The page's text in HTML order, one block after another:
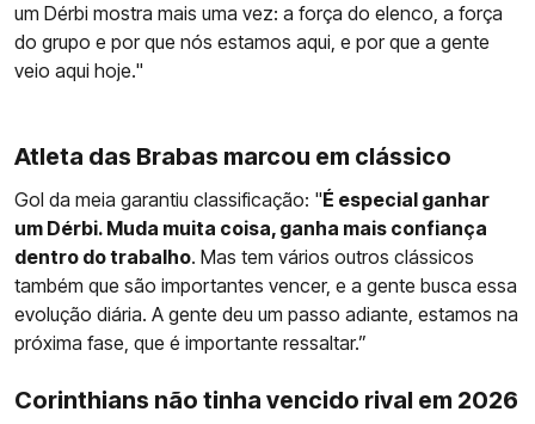
um Dérbi mostra mais uma vez: a força do elenco, a força
do grupo e por que nós estamos aqui, e por que a gente
veio aqui hoje."
Atleta das Brabas marcou em clássico
Gol da meia garantiu classificação: "É especial ganhar
um Dérbi. Muda muita coisa, ganha mais confiança
dentro do trabalho. Mas tem vários outros clássicos
também que são importantes vencer, e a gente busca essa
evolução diária. A gente deu um passo adiante, estamos na
próxima fase, que é importante ressaltar.”
Corinthians não tinha vencido rival em 2026